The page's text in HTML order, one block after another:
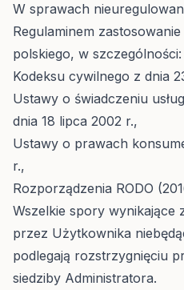
W sprawach
Regulaminem
polskiego, w szczególności:
Kodeksu cywilnego z dnia
Ustawy o świadczeniu
dnia 18 lipca 2002 r.,
Ustawy o prawach
r.,
Rozporządzenia RODO
Wszelkie spory wynikające
przez Użytkownika
podlegają rozstrzygnięciu
siedziby Administratora.